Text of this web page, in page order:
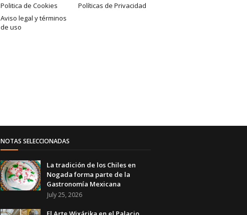
Politica de Cookies
Políticas de Privacidad
Aviso legal y términos
de uso
NOTAS SELECCIONADAS
La tradición de los Chiles en
Nogada forma parte de la
Gastronomía Mexicana
July 25, 2026